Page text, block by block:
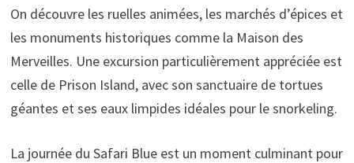
On découvre les ruelles animées, les marchés d’épices et
les monuments historiques comme la Maison des
Merveilles. Une excursion particulièrement appréciée est
celle de Prison Island, avec son sanctuaire de tortues
géantes et ses eaux limpides idéales pour le snorkeling.
La journée du Safari Blue est un moment culminant pour